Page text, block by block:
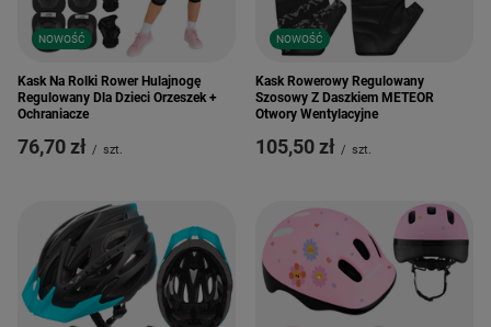
NOWOŚĆ
Kask Na Rolki Rower Hulajnogę
Regulowany Dla Dzieci Orzeszek +
Ochraniacze
76,70 zł / szt.
NOWOŚĆ
Kask Rowerowy Regulowany
Szosowy Z Daszkiem METEOR
Otwory Wentylacyjne
105,50 zł / szt.